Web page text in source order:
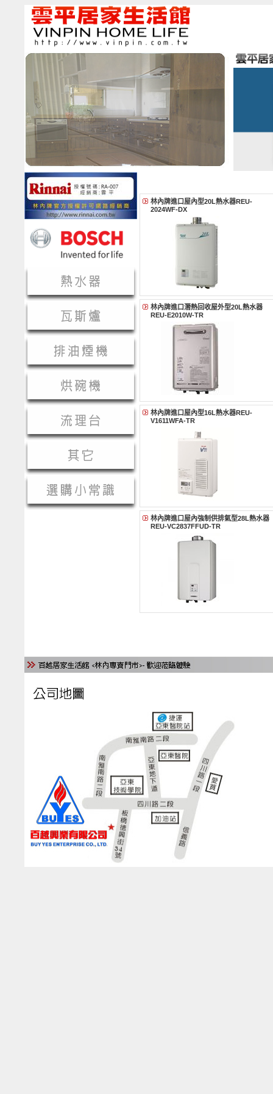
林內牌進口屋內型20L熱水器REU-
2024WF-DX
林內牌進口潛熱回收屋外型20L熱水器
REU-E2010W-TR
林內牌進口屋內型16L熱水器REU-
V1611WFA-TR
林內牌進口屋內強制供排氣型28L熱水器
REU-VC2837FFUD-TR